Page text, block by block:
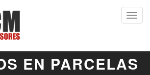
EN PARCELAS